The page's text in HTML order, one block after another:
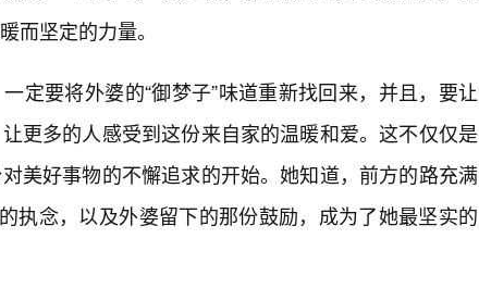
而坚定的力量。
定要将外婆的“御梦子”味道重新找回来，并且，要让
更多的人感受到这份来自家的温暖和爱。这不仅仅是
美好事物的不懈追求的开始。她知道，前方的路充满
执念，以及外婆留下的那份鼓励，成为了她最坚实的